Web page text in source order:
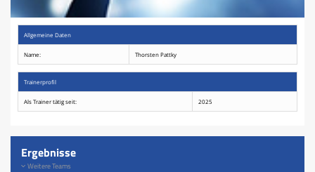
Allgemeine Daten
Name: Thorsten Pattky
Trainerprofil
Als Trainer tätig seit: 2025
Ergebnisse
Weitere Teams